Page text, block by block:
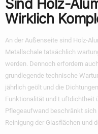
Sind Holz-
Wirklich
An der Außenseite sind Holz-
Metallschale tatsächlich
werden. Dennoch erfordern
grundlegende technische
jährlich geölt und die
Funktionalität und Luftdichtheit
Pflegeaufwand beschränkt
Reinigung der Glasflächen und